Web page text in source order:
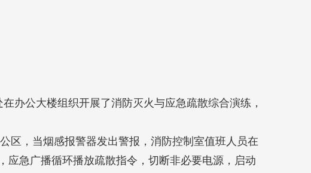
办公大楼组织开展了消防灭火与应急疏散综合演练，
区，当烟感报警器发出警报，消防控制室值班人员在
应急广播循环播放疏散指令，切断非必要电源，启动